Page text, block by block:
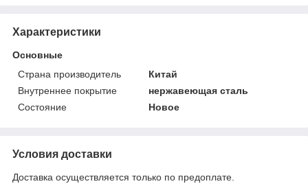
Характеристики
Основные
Страна производитель
Китай
Внутреннее покрытие
нержавеющая сталь
Состояние
Новое
Условия доставки
Доставка осуществляется только по предоплате.